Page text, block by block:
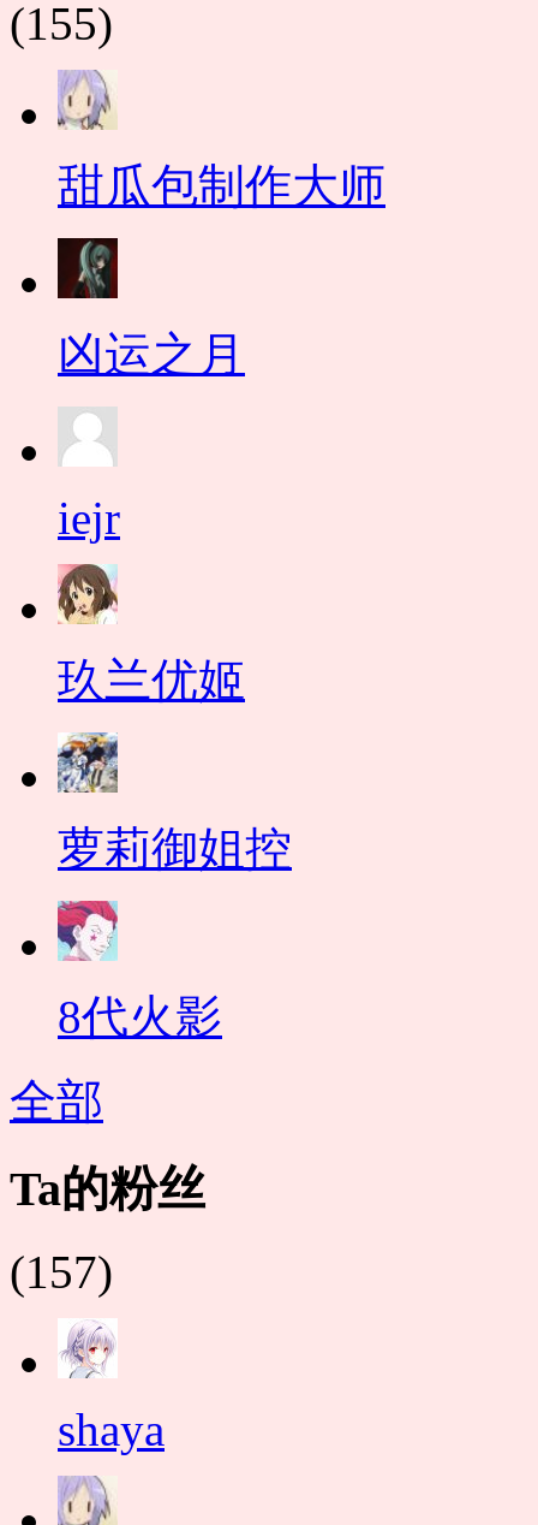
(155)
甜瓜包制作大师
凶运之月
iejr
玖兰优姬
萝莉御姐控
8代火影
全部
Ta的粉丝
(157)
shaya